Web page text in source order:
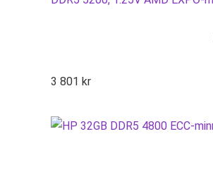
3 801 kr